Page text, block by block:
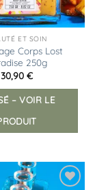
ET SOIN
Corps Lost
250g
30,90 €
– VOIR LE